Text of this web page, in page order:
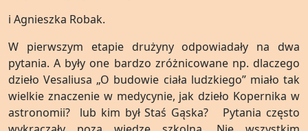
i Agnieszka Robak.
W pierwszym etapie drużyny odpowiadały na dwa
pytania. A były one bardzo zróżnicowane np. dlaczego
dzieło Vesaliusa „O budowie ciała ludzkiego” miało tak
wielkie znaczenie w medycynie, jak dzieło Kopernika w
astronomii? lub kim był Staś Gąska? Pytania często